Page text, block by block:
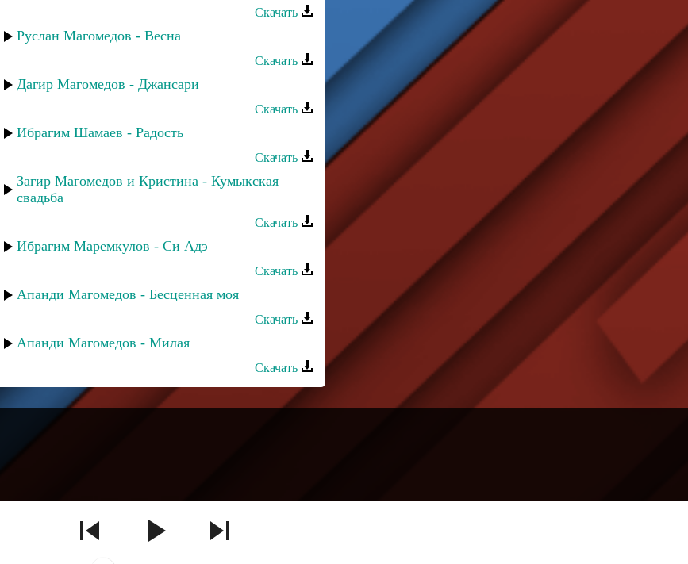
Скачать
Руслан Магомедов - Весна
Скачать
Дагир Магомедов - Джансари
Скачать
Ибрагим Шамаев - Радость
Скачать
Загир Магомедов и Кристина - Кумыкская
свадьба
Скачать
Ибрагим Маремкулов - Си Адэ
Скачать
Апанди Магомедов - Бесценная моя
Скачать
Апанди Магомедов - Милая
Скачать